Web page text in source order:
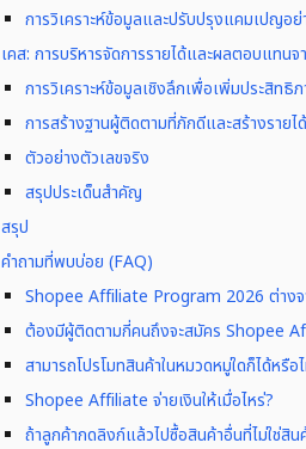
การวิเคราะห์ข้อมูลและปรับปรุงแคมเปญอ
เคส: การบริหารจัดการรายได้และผลตอบแทน
การวิเคราะห์ข้อมูลเชิงลึกเพื่อเพิ่มประสิท
การสร้างฐานผู้ติดตามที่ภักดีและสร้างรา
ตัวอย่างตัวเลขจริง
สรุปประเด็นสำคัญ
สรุป
คำถามที่พบบ่อย (FAQ)
Shopee Affiliate Program 2026 ต่างจ
ต้องมีผู้ติดตามกี่คนถึงจะสมัคร Shopee
สามารถโปรโมทสินค้าในหมวดหมู่ใดก็ได้หรือ
Shopee Affiliate จ่ายเงินให้เมื่อไหร่?
ถ้าลูกค้ากดลิงก์แล้วไปซื้อสินค้าอื่นที่ไม่ใช่สิน